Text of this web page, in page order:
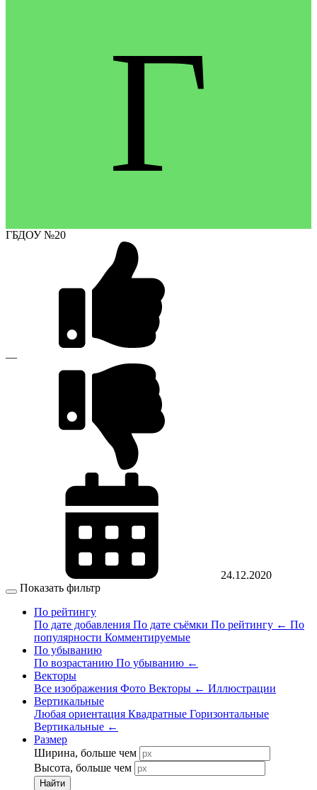
Г
ГБДОУ №20
—
24.12.2020
Показать фильтр
По рейтингу
По дате добавления По дате съёмки По рейтингу ← По
популярности Комментируемые
По убыванию
По возрастанию По убыванию ←
Векторы
Все изображения Фото Векторы ← Иллюстрации
Вертикальные
Любая ориентация Квадратные Горизонтальные
Вертикальные ←
Размер
Ширина, больше чем
Высота, больше чем
Найти